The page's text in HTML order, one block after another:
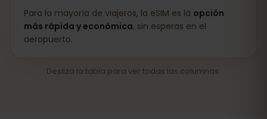
Para la mayoría de viajeros, la eSIM es la opción
más rápida y económica, sin esperas en el
aeropuerto.
Desliza la tabla para ver todas las columnas.